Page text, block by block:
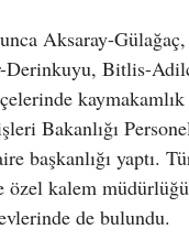
Aksaray-
Derinkuyu, Bitlis-
Bakanlığı
başkanlığı yaptı.
kalem
de bulundu.